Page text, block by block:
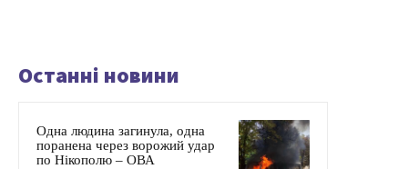
Останні новини
Одна людина загинула, одна
поранена через ворожий удар
по Нікополю – ОВА